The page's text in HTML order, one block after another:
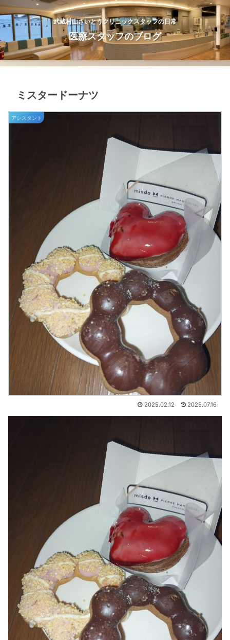
武蔵村山さいとうクリニックスタッフの日常
医療スタッフのブログ
ミスタードーナツ
アシスタント
2025.02.12 2025.07.16